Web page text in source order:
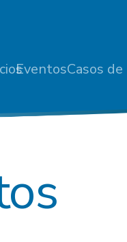
EventosCasos